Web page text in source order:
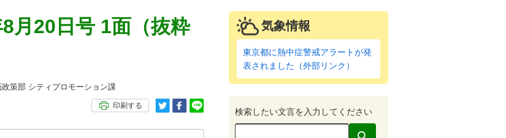
月20日号 1面（抜粋
策部 シティプロモーション課
印刷する
気象情報
東京都に熱中症警戒アラートが発
表されました（外部リンク）
検索したい文言を入力してください